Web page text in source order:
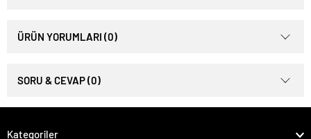
ÜRÜN YORUMLARI (0)
SORU & CEVAP (0)
Kategoriler